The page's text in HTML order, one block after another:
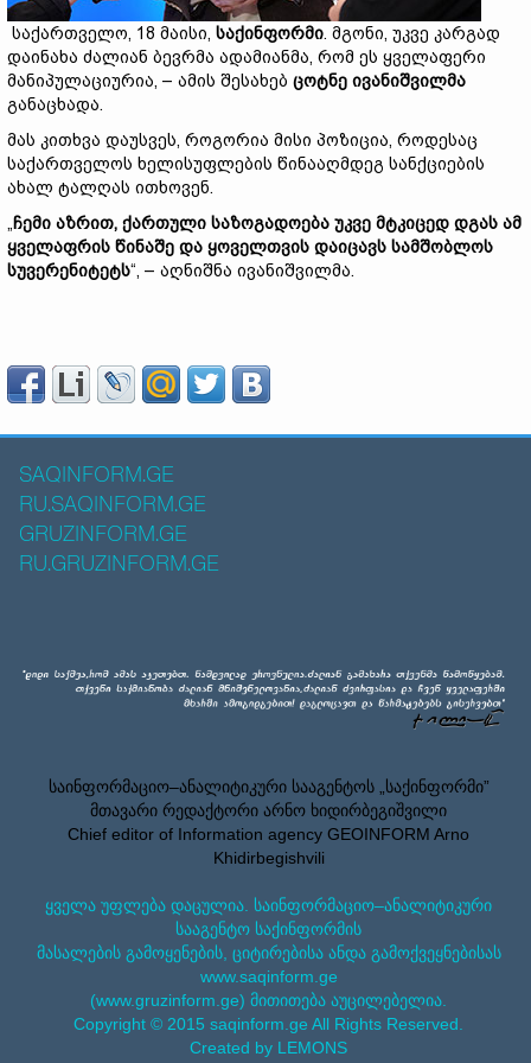
საქართველო, 18 მაისი, საქინფორმი. მგონი, უკვე კარგად
დაინახა ძალიან ბევრმა ადამიანმა, რომ ეს ყველაფერი
მანიპულაციურია, – ამის შესახებ ცოტნე ივანიშვილმა
განაცხადა.
მას კითხვა დაუსვეს, როგორია მისი პოზიცია, როდესაც
საქართველოს ხელისუფლების წინააღმდეგ სანქციების
ახალ ტალღას ითხოვენ.
„ჩემი აზრით, ქართული საზოგადოება უკვე მტკიცედ დგას ამ
ყველაფრის წინაშე და ყოველთვის დაიცავს სამშობლოს
სუვერენიტეტს“, – აღნიშნა ივანიშვილმა.
SAQINFORM.GE
RU.SAQINFORM.GE
GRUZINFORM.GE
RU.GRUZINFORM.GE
საინფორმაციო–ანალიტიკური სააგენტოს „საქინფორმი”
მთავარი რედაქტორი არნო ხიდირბეგიშვილი
Chief editor of Information agency GEOINFORM Arno
Khidirbegishvili
ყველა უფლება დაცულია. საინფორმაციო–ანალიტიკური
სააგენტო საქინფორმის
მასალების გამოყენების, ციტირებისა ანდა გამოქვეყნებისას
www.saqinform.ge
(www.gruzinform.ge) მითითება აუცილებელია.
Copyright © 2015 saqinform.ge All Rights Reserved.
Created by LEMONS